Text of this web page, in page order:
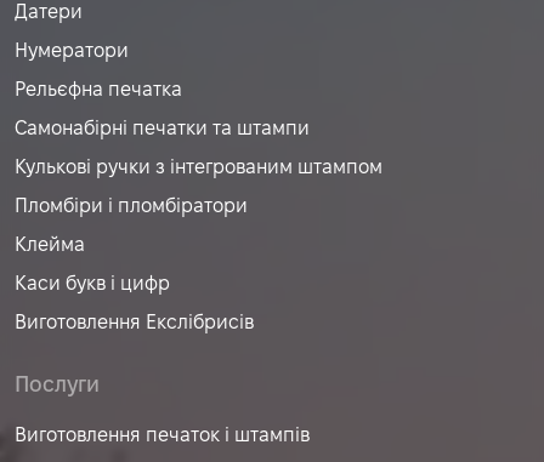
Послуги
Виготовлення печаток і штампів
Датери
Нумератори
Рельєфна печатка
Самонабірні печатки та штампи
Кулькові ручки з інтегрованим штампом
Пломбіри і пломбіратори
Клейма
Каси букв і цифр
Виготовлення Екслібрисів